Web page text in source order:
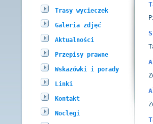
Trasy wycieczek
Galeria zdjęć
Aktualności
Przepisy prawne
Wskazówki i porady
Linki
Kontakt
Noclegi